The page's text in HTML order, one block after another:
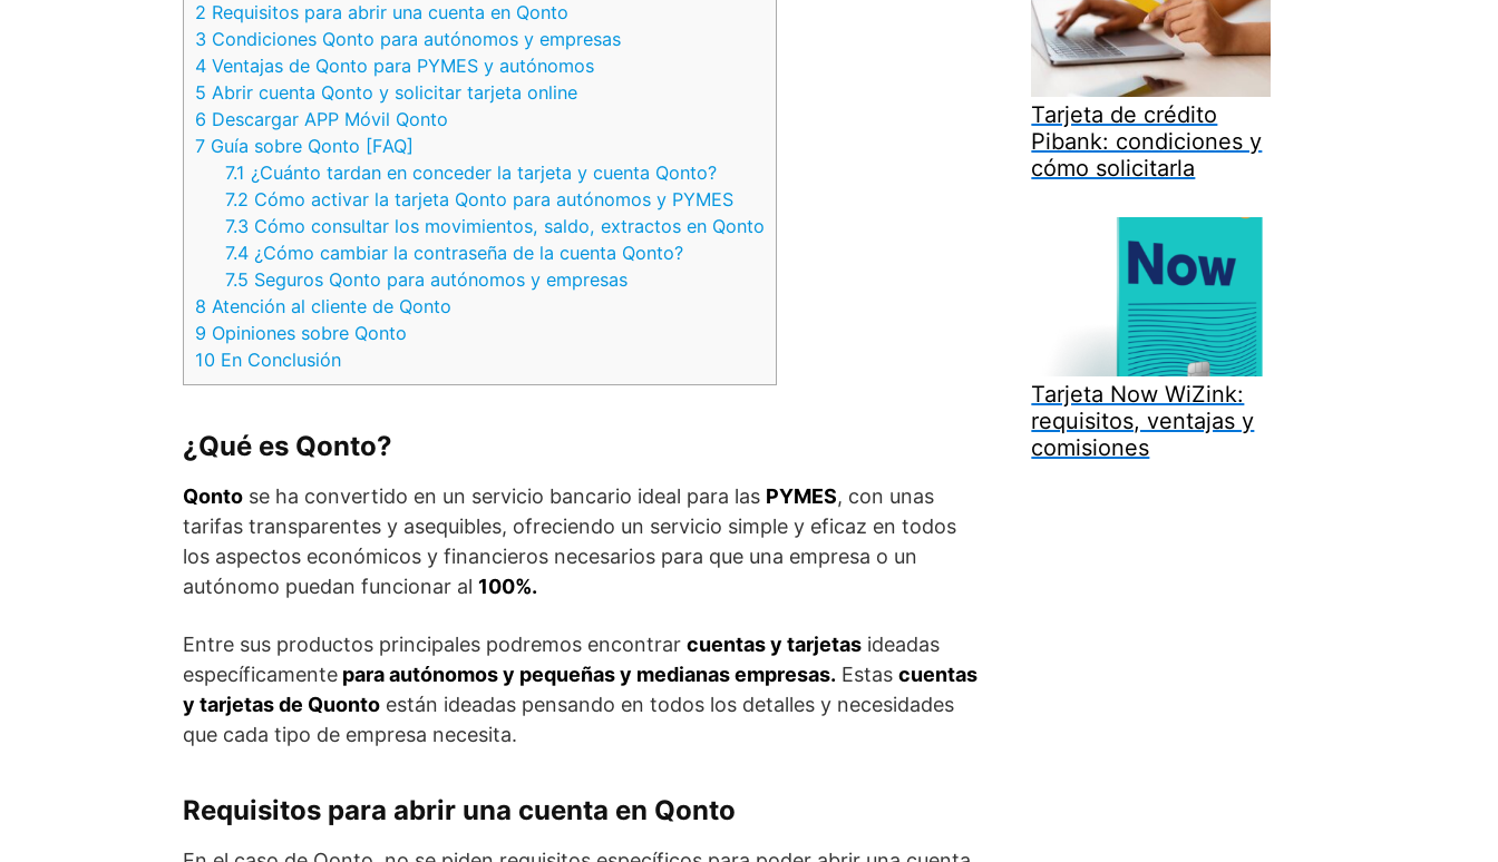
2 Requisitos para abrir una cuenta en Qonto
3 Condiciones Qonto para autónomos y empresas
4 Ventajas de Qonto para PYMES y autónomos
5 Abrir cuenta Qonto y solicitar tarjeta online
6 Descargar APP Móvil Qonto
7 Guía sobre Qonto [FAQ]
7.1 ¿Cuánto tardan en conceder la tarjeta y cuenta Qonto?
7.2 Cómo activar la tarjeta Qonto para autónomos y PYMES
7.3 Cómo consultar los movimientos, saldo, extractos en Qonto
7.4 ¿Cómo cambiar la contraseña de la cuenta Qonto?
7.5 Seguros Qonto para autónomos y empresas
8 Atención al cliente de Qonto
9 Opiniones sobre Qonto
10 En Conclusión
¿Qué es Qonto?
Qonto se ha convertido en un servicio bancario ideal para las PYMES, con unas
tarifas transparentes y asequibles, ofreciendo un servicio simple y eficaz en todos
los aspectos económicos y financieros necesarios para que una empresa o un
autónomo puedan funcionar al 100%.
Entre sus productos principales podremos encontrar cuentas y tarjetas ideadas
específicamente para autónomos y pequeñas y medianas empresas. Estas cuentas
y tarjetas de Quonto están ideadas pensando en todos los detalles y necesidades
que cada tipo de empresa necesita.
Requisitos para abrir una cuenta en Qonto
Tarjeta de crédito
Pibank: condiciones y
cómo solicitarla
Tarjeta Now WiZink:
requisitos, ventajas y
comisiones